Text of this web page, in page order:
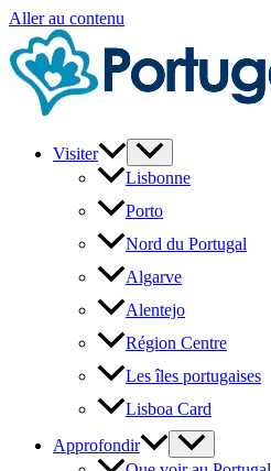
Aller au contenu
Visiter
Lisbonne
Porto
Nord du Portugal
Algarve
Alentejo
Région Centre
Les îles portugaises
Lisboa Card
Approfondir